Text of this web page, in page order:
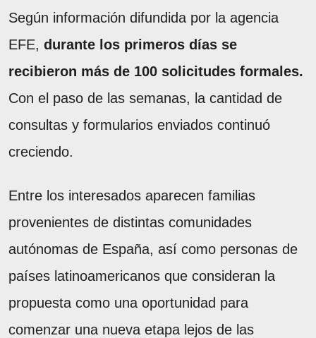
Según información difundida por la agencia
EFE, durante los primeros días se
recibieron más de 100 solicitudes formales.
Con el paso de las semanas, la cantidad de
consultas y formularios enviados continuó
creciendo.
Entre los interesados aparecen familias
provenientes de distintas comunidades
autónomas de España, así como personas de
países latinoamericanos que consideran la
propuesta como una oportunidad para
comenzar una nueva etapa lejos de las